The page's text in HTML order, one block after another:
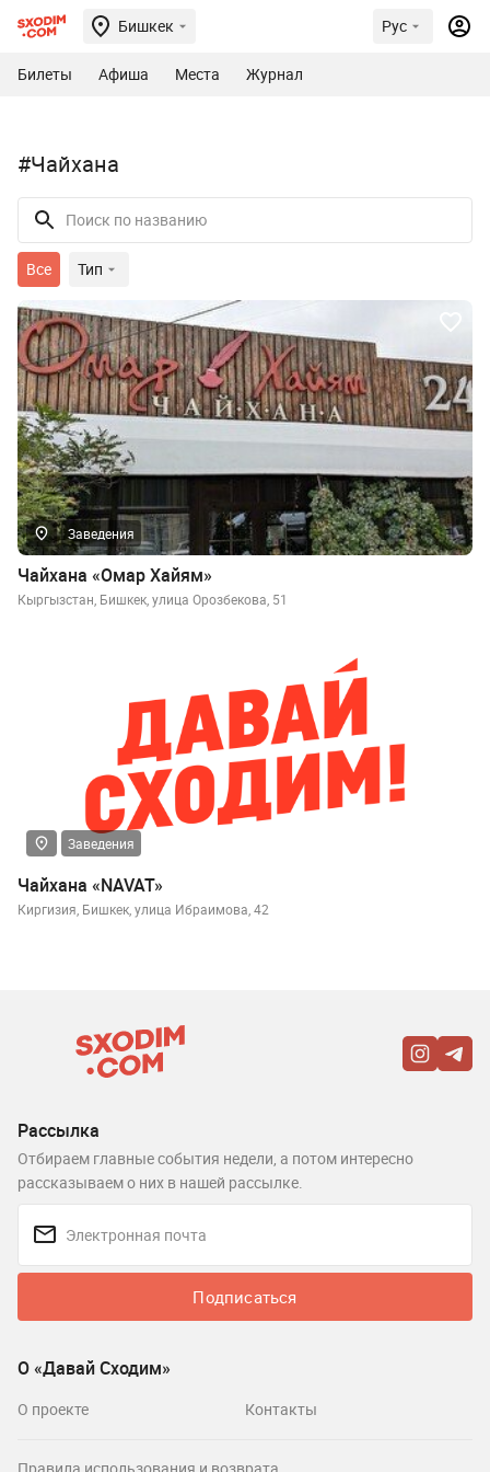
Бишкек Рус
Билеты Афиша Места Журнал
#Чайхана
Все Тип
Заведения
Чайхана «Омар Хайям»
Кыргызстан, Бишкек, улица Орозбекова, 51
Заведения
Чайхана «NAVAT»
Киргизия, Бишкек, улица Ибраимова, 42
Рассылка
Отбираем главные события недели, а потом интересно
рассказываем о них в нашей рассылке.
Подписаться
О «Давай Сходим»
О проекте Контакты